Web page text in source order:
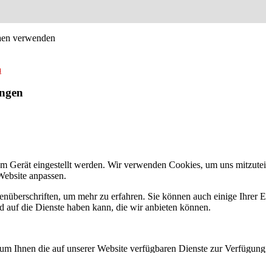
verwenden
Gerät eingestellt werden. Wir verwenden Cookies, um uns
anpassen.
um mehr zu erfahren. Sie können auch einige
auf die Dienste haben kann, die wir anbieten können.
Ihnen die auf unserer Website verfügbaren Dienste zur